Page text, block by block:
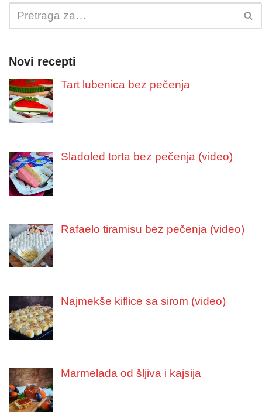
Novi recepti
Tart lubenica bez pečenja
Sladoled torta bez pečenja (video)
Rafaelo tiramisu bez pečenja (video)
Najmekše kiflice sa sirom (video)
Marmelada od šljiva i kajsija